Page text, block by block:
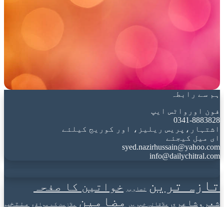
ہم سے رابطہ
فون اورواٹس ایپ
0341-8883828
اشتہار،پریس ریلیز، اور کوریج کیلئے
ای میل کیجئے
syed.nazirhussain@yahoo.com
info@dailychitral.com
تازہ ترین تصاویر خواتین کا صفحہ
شعروشاعری علاقائی خبریں مضامین ملازمت کے مواقع
منتخب